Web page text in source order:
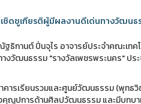
ดชูเกียรติผู้มีผลงานดีเด่นทางวัฒนธ
านต์ ปิ่นจุไร อาจารย์ประจำคณะเทค
งวัฒนธรรม "รางวัลเพชรพระนคร" ป
ารเรียนรวมและศูนย์วัฒนธรรม (พุทธ
คุณูปการด้านศิลปวัฒนธรรม และมีบท